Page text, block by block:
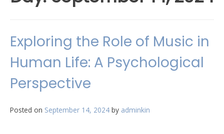
Exploring the Role of Music in
Human Life: A Psychological
Perspective
Posted on September 14, 2024 by adminkin